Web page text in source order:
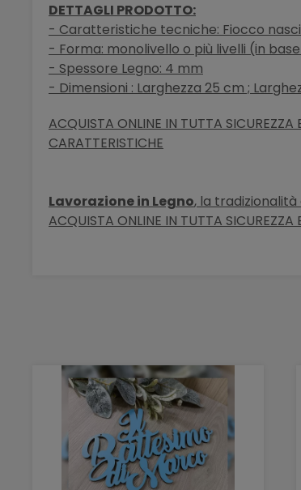
DETTAGLI PRODOTTO:
- Caratteristiche tecniche: Fiocco
- Forma: monolivello o più livelli (in
- Spessore Legno: 4 mm
- Dimensioni : Larghezza 25 cm ;
ACQUISTA ONLINE IN TUTTA SICUREZZA
CARATTERISTICHE
Lavorazione in Legno, la
ACQUISTA ONLINE IN TUTTA SICUREZZA